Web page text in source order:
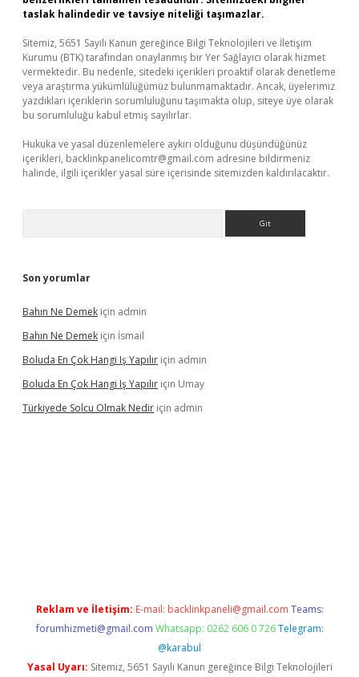
taslak halindedir ve tavsiye niteliği taşımazlar.
Sitemiz, 5651 Sayılı Kanun gereğince Bilgi Teknolojileri ve İletişim
Kurumu (BTK) tarafından onaylanmış bir Yer Sağlayıcı olarak hizmet
vermektedir. Bu nedenle, sitedeki içerikleri proaktif olarak denetleme
veya araştırma yükümlülüğümüz bulunmamaktadır. Ancak, üyelerimiz
yazdıkları içeriklerin sorumluluğunu taşımakta olup, siteye üye olarak
bu sorumluluğu kabul etmiş sayılırlar.
Hukuka ve yasal düzenlemelere aykırı olduğunu düşündüğünüz
içerikleri, backlinkpanelicomtr@gmail.com adresine bildirmeniz
halinde, ilgili içerikler yasal süre içerisinde sitemizden kaldırılacaktır.
Son yorumlar
Bahın Ne Demek için admin
Bahın Ne Demek için İsmail
Boluda En Çok Hangi Iş Yapılır için admin
Boluda En Çok Hangi Iş Yapılır için Umay
Türkiyede Solcu Olmak Nedir için admin
Reklam ve İletişim: E-mail: backlinkpaneli@gmail.com Teams:
forumhizmeti@gmail.com Whatsapp: 0262 606 0 726 Telegram:
@karabul
Yasal Uyarı: Sitemiz, 5651 Sayılı Kanun gereğince Bilgi Teknolojileri